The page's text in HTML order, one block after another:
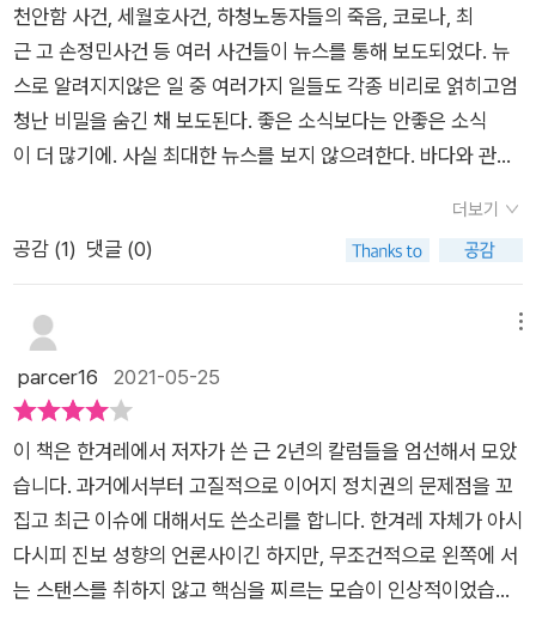
결해 주지 않는지 비관하는 대신 내가 행동한다. 내가 나 자신의
구원자가 된다. 행동하는 순간 해결할 가능성이 늘어나니까. 이렇
게 들렸다. 멋진 생각이다. 이웃분들 지겹게 너무 자주 언급하는
것 같지만, ‘세상이 바뀌는 것이 아니다. 누군가가 바꾼 것이
다.’ 이들 세대가 얼마나 종합적인 어려움을 겪는지는 이 책이 다
루고 있는 내용들을 읽는 내내 실감이 났다. 책임지지 않는 정
치, 기레기라 불리는 언론, 퇴근하지 못하고 죽어가는 노동자들
제대로 작동하지 못한 결과라고 진단할 수 있다. 이해 집단 간의
치열한 갈등이 정치라는 과정 속에서 원활하게 해소되지 못하니
집단들은 정치적 해결이 아닌 파워게임으로 이해를 관철시키려
시도하게 된다는 것이다. 파워게임의 룰은 간단하다. 갈등하는 상
대방과의 대화와 타협은 고려되지 않고, 상대방을 위선적인 대상
으로 매도하거나 이론으로부터 고립시켜 영향력을 잃도록 만들
면 된다. 그런 점에서 가짜뉴스가 주로 사회적 약자를 공격하거나
갈등 관계인 상대방이 여론의 비난에 부딪히도록 하는 내용으로
나이로 세대를 논하는 시대는 지났다. 그 정신이 올드하지않고 배
우려는 자세가 되어있으며 공감할 능력이 있다면 우리는 더 이상
00대, 00대로 선거 판세를 분석하거나 18세 선거권 보장의 득과
실에 대해 굳이 들먹이지 않아도 될 것이다. ​우리 모두는 시민이
라는 하나의 카테고리로 묶여있으며 그 리더의 자리는 냉소하지
부터 2021초까지 연재한 글들을 묶은 것이다. 프롤로그에서 저
자는, “시민의 승리”로 탄생했다는 정부에서 역설적으로 “시민
의 후퇴”가 일어났다고 하며 ‘시민의 자리’를 얘기할 필요가 있다
고 했다. 책의 순서를 살펴보면, 1장에서는 정치와 정치인들에 대
해서, 2장은 시민의 역할, 3장은 언론, 4장에서는 노동, 특히 산
업재해에 관한 글이고, 5장은 민주주의에 대해 고민하는 글들을
실었다. 나는 요 몇 년 사이 시사지와 일간지의 구독을 끊고 팟
잡지를 읽지는 못하고 쌓이면 그 높이만큼 죄책감도 올라가는 부
담스러움에서 벗어나고 싶었다. 무료 팟캐스트에도 양질의 정보
는 많고, 다른 일을 하면서 들을 수 있는 장점도 있다며 합리화했
다. 그러나 저자는 나의 이런 식의 태도에 일침을 가했다. 좋은
기사를 써서 좋은 언론을 만드는 일차적 책임은 기자와 언론에게
있지만, 시민-독자로서 책임감도 필요하다고 했다. 3장 ‘기레기
를 만드는 사람들’에서 좋은 기사를 열심히 읽고, 공유하고, 후원
함으로써 언론사를 자극하고 독려하는 것이 필요하다고 말한다.
또 ‘정의연’이나 ‘케어’사태를 예로 들며 그들의 실수 혹은 잘못을
천안함 사건, 세월호사건, 하청노동자들의 죽음, 코로나, 최
근 고 손정민사건 등 여러 사건들이 뉴스를 통해 보도되었다. 뉴
스로 알려지지않은 일 중 여러가지 일들도 각종 비리로 얽히고엄
청난 비밀을 숨긴 채 보도된다. 좋은 소식보다는 안좋은 소식
이 더 많기에. 사실 최대한 뉴스를 보지 않으려한다. 바다와 관련
부로 말할 수 없어서 말했지만 힘이 없어서 묻혔던 기억이 있기
에, 사건들을 볼 때면 화가 치밀고 보기 싫어진다. 그러던 중 지
금은 없는 시민을 펼쳤다. 우리는 입을 다물거나 다물 수 밖
에 없는 불공정한 사회에서 힘없이 살아간다. 아무런 힘도빽도 없
직도 의인이 우리사회에 있음을 감사하게 생각하면서도 시스템
하며 살아간다. 어느 누구도 책임지지않으면서 시스템만 바꾸라
고 말한다. 좋은 대학에 들어 가지 못하면 좋은 직장에 취직하
지 못하면 살아남을 수 없다. 그러니 할 수만 있다면 무슨 수를 써
서라도 좋은 학군에, 좋은 대학에, 좋은 직장에 들어가야 한다. 그
것들이 너무나 중요하기 때문에 그 모든 가정에서 불공정이 싹
더보기
공감 (1) 댓글 (0)
parcer16 2021-05-25
이 책은 한겨레에서 저자가 쓴 근 2년의 칼럼들을 엄선해서 모았
습니다. 과거에서부터 고질적으로 이어지 정치권의 문제점을 꼬
집고 최근 이슈에 대해서도 쓴소리를 합니다. 한겨레 자체가 아시
다시피 진보 성향의 언론사이긴 하지만, 무조건적으로 왼쪽에 서
는 스탠스를 취하지 않고 핵심을 찌르는 모습이 인상적이었습니